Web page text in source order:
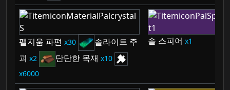
팰지움 파편 30
솔라이트 주
괴
2 단단한 목재
10
6000
솔 스피어 1